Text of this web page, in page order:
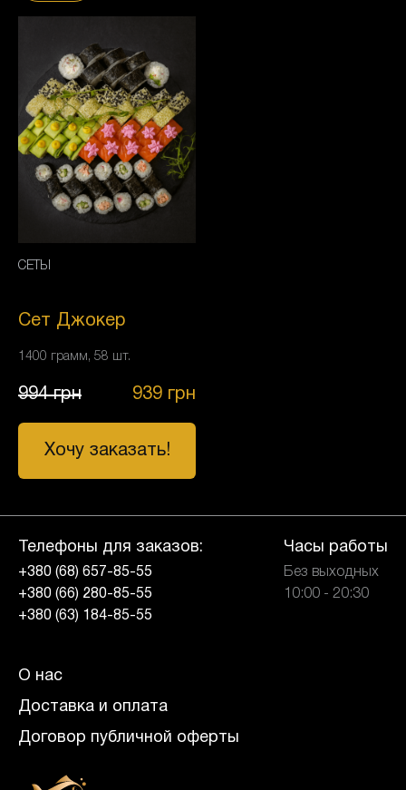
СЕТЫ
Сет Джокер
1400 грамм, 58 шт.
994грн 939 грн
Хочу заказать!
О нас
Доставка и оплата
Договор публичной оферты
Часы работы
Без выходных
10:00 - 20:30
Телефоны для заказов:
+380 (68) 657-85-55
+380 (66) 280-85-55
+380 (63) 184-85-55